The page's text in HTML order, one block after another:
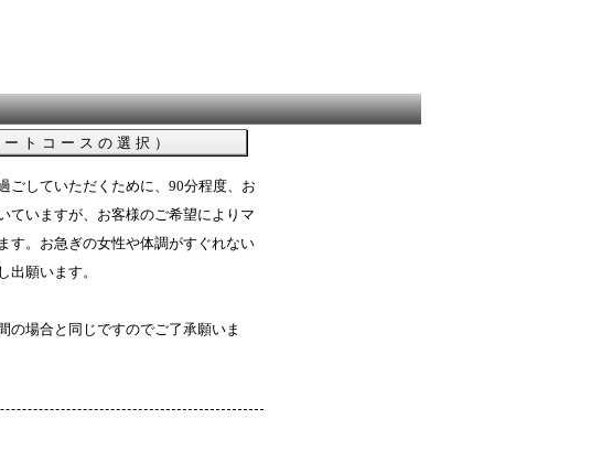
トコースの選択）
していただくために、90分程度、お
ていますが、お客様のご希望によりマ
す。お急ぎの女性や体調がすぐれない
出願います。
場合と同じですのでご了承願いま